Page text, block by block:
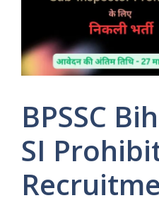
BPSSC
SI